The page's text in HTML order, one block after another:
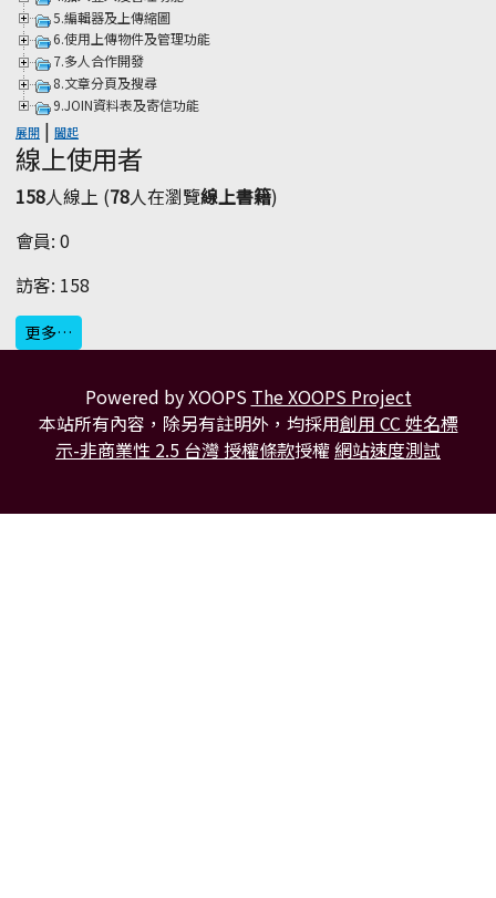
5.編輯器及上傳縮圖
6.使用上傳物件及管理功能
7.多人合作開發
8.文章分頁及搜尋
9.JOIN資料表及寄信功能
展開 | 闔起
線上使用者
158人線上 (78人在瀏覽線上書籍)
會員: 0
訪客: 158
更多…
Powered by XOOPS The XOOPS Project
本站所有內容，除另有註明外，均採用創用 CC 姓名標
示-非商業性 2.5 台灣 授權條款授權網站速度測試